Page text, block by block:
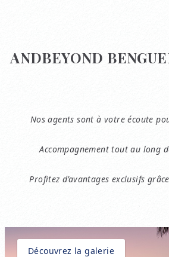
ANDBEYOND
Nos agents sont à votre écoute
Accompagnement tout au long
Profitez d’avantages exclusifs
Découvrez la galerie